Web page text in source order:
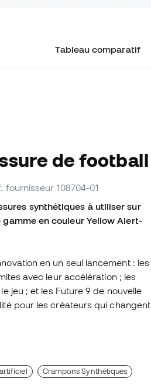
Tableau comparatif
de football
fournisseur 108704-01
synthétiques à utiliser sur
en couleur Yellow Alert-
en un seul lancement : les
avec leur accélération ; les
jeu ; et les Future 9 de nouvelle
pour les créateurs qui changent
Crampons Synthétiques